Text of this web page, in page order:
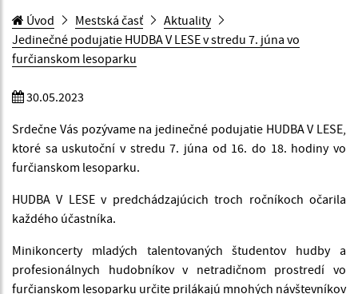
Úvod Mestská časť
Aktuality
Jedinečné podujatie HUDBA V LESE v stredu 7. júna vo
furčianskom lesoparku
30.05.2023
Srdečne Vás pozývame na jedinečné podujatie HUDBA V LESE,
ktoré sa uskutoční v stredu 7. júna od 16. do 18. hodiny vo
furčianskom lesoparku.
HUDBA V LESE v predchádzajúcich troch ročníkoch očarila
každého účastníka.
Minikoncerty mladých talentovaných študentov hudby a
profesionálnych hudobníkov v netradičnom prostredí vo
furčianskom lesoparku určite prilákajú mnohých návštevníkov